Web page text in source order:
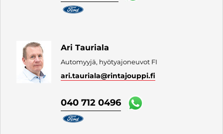
Ari Tauriala
Automyyjä, hyötyajoneuvot FI
ari.tauriala@rintajouppi.fi
040 712 0496